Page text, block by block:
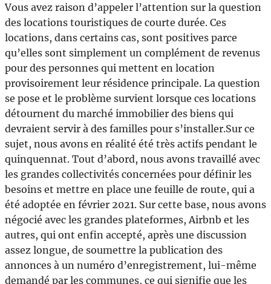
Vous avez raison d’appeler l’attention sur la question
des locations touristiques de courte durée. Ces
locations, dans certains cas, sont positives parce
qu’elles sont simplement un complément de revenus
pour des personnes qui mettent en location
provisoirement leur résidence principale. La question
se pose et le problème survient lorsque ces locations
détournent du marché immobilier des biens qui
devraient servir à des familles pour s’installer.Sur ce
sujet, nous avons en réalité été très actifs pendant le
quinquennat. Tout d’abord, nous avons travaillé avec
les grandes collectivités concernées pour définir les
besoins et mettre en place une feuille de route, qui a
été adoptée en février 2021. Sur cette base, nous avons
négocié avec les grandes plateformes, Airbnb et les
autres, qui ont enfin accepté, après une discussion
assez longue, de soumettre la publication des
annonces à un numéro d’enregistrement, lui-même
demandé par les communes, ce qui signifie que les